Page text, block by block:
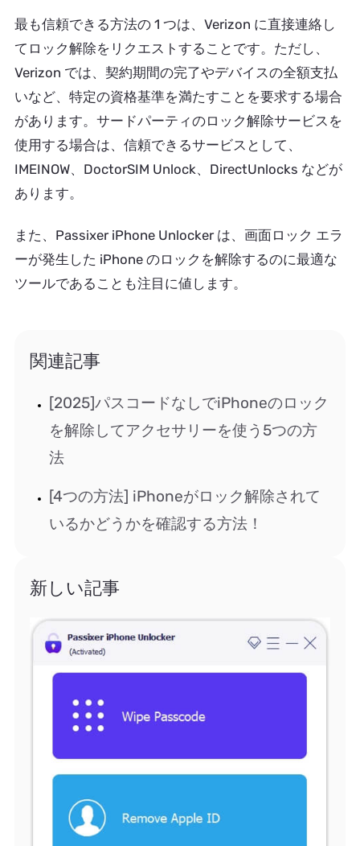
最も信頼できる方法の 1 つは、Verizon に直接連絡し
てロック解除をリクエストすることです。ただし、
Verizon では、契約期間の完了やデバイスの全額支払
いなど、特定の資格基準を満たすことを要求する場合
があります。サードパーティのロック解除サービスを
使用する場合は、信頼できるサービスとして、
IMEINOW、DoctorSIM Unlock、DirectUnlocks などが
あります。
また、Passixer iPhone Unlocker は、画面ロック エラ
ーが発生した iPhone のロックを解除するのに最適な
ツールであることも注目に値します。
関連記事
[2025]パスコードなしでiPhoneのロック
を解除してアクセサリーを使う5つの方
法
[4つの方法] iPhoneがロック解除されて
いるかどうかを確認する方法！
新しい記事